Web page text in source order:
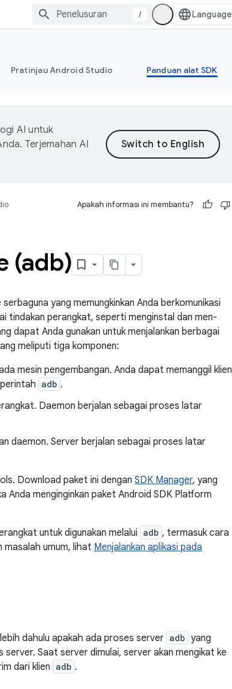
/
Pratinjau Android Studio Panduan alat SDK
AI untuk
Terjemahan AI
Apakah informasi ini membantu?
(adb)
yang memungkinkan Anda berkomunikasi
tindakan perangkat, seperti menginstal dan men-
dapat Anda gunakan untuk menjalankan berbagai
meliputi tiga komponen:
mesin pengembangan. Anda dapat memanggil klien
adb .
Daemon berjalan sebagai proses latar
daemon. Server berjalan sebagai proses latar
Download paket ini dengan SDK Manager, yang
Anda menginginkan paket Android SDK Platform
untuk digunakan melalui adb , termasuk cara
umum, lihat Menjalankan aplikasi pada
dahulu apakah ada proses server adb yang
server. Saat server dimulai, server akan mengikat ke
dari klien adb .